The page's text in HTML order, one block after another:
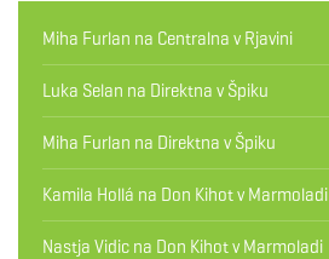
Miha Furlan na Centralna v Rjavini
Luka Selan na Direktna v Špiku
Miha Furlan na Direktna v Špiku
Kamila Hollá na Don Kihot v Marmoladi
Nastja Vidic na Don Kihot v Marmoladi